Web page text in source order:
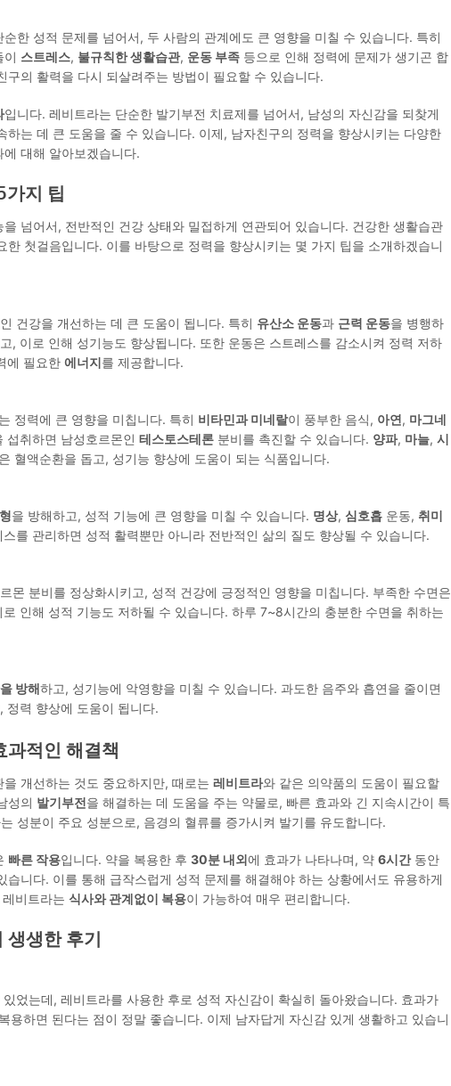
한 성적 문제를 넘어서, 두 사람의 관계에도 큰 영향을 미칠 수 있습니다. 특히
이 스트레스, 불규칙한 생활습관, 운동 부족 등으로 인해 정력에 문제가 생기곤 합
구의 활력을 다시 되살려주는 방법이 필요할 수 있습니다.
입니다. 레비트라는 단순한 발기부전 치료제를 넘어서, 남성의 자신감을 되찾게
하는 데 큰 도움을 줄 수 있습니다. 이제, 남자친구의 정력을 향상시키는 다양한
에 대해 알아보겠습니다.
지 팁
넘어서, 전반적인 건강 상태와 밀접하게 연관되어 있습니다. 건강한 생활습관
한 첫걸음입니다. 이를 바탕으로 정력을 향상시키는 몇 가지 팁을 소개하겠습니
건강을 개선하는 데 큰 도움이 됩니다. 특히 유산소 운동과 근력 운동을 병행하
, 이로 인해 성기능도 향상됩니다. 또한 운동은 스트레스를 감소시켜 정력 저하
에 필요한 에너지를 제공합니다.
정력에 큰 영향을 미칩니다. 특히 비타민과 미네랄이 풍부한 음식, 아연, 마그네
섭취하면 남성호르몬인 테스토스테론분비를 촉진할 수 있습니다. 양파, 마늘, 시
혈액순환을 돕고, 성기능 향상에 도움이 되는 식품입니다.
을 방해하고, 성적 기능에 큰 영향을 미칠 수 있습니다. 명상, 심호흡운동, 취미
를 관리하면 성적 활력뿐만 아니라 전반적인 삶의 질도 향상될 수 있습니다.
몬 분비를 정상화시키고, 성적 건강에 긍정적인 영향을 미칩니다. 부족한 수면은
인해 성적 기능도 저하될 수 있습니다. 하루 7~8시간의 충분한 수면을 취하는
방해하고, 성기능에 악영향을 미칠 수 있습니다. 과도한 음주와 흡연을 줄이면
정력 향상에 도움이 됩니다.
적인 해결책
개선하는 것도 중요하지만, 때로는 레비트라와 같은 의약품의 도움이 필요할
성의 발기부전을 해결하는 데 도움을 주는 약물로, 빠른 효과와 긴 지속시간이 특
성분이 주요 성분으로, 음경의 혈류를 증가시켜 발기를 유도합니다.
빠른 작용입니다. 약을 복용한 후 30분 내외에 효과가 나타나며, 약 6시간동안
습니다. 이를 통해 급작스럽게 성적 문제를 해결해야 하는 상황에서도 유용하게
비트라는 식사와 관계없이 복용이 가능하여 매우 편리합니다.
생생한 후기
었는데, 레비트라를 사용한 후로 성적 자신감이 확실히 돌아왔습니다. 효과가
용하면 된다는 점이 정말 좋습니다. 이제 남자답게 자신감 있게 생활하고 있습니